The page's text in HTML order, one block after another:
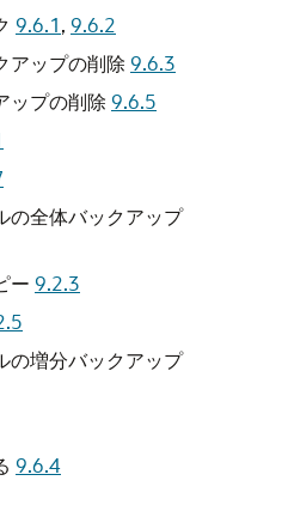
9.6.1, 9.6.2
アップの削除 9.6.3
ップの削除 9.6.5
の全体バックアップ
ー 9.2.3
の増分バックアップ
9.6.4